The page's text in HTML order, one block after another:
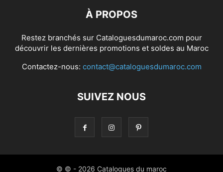
À PROPOS
Restez branchés sur Cataloguesdumaroc.com pour
découvrir les dernières promotions et soldes au Maroc
Contactez-nous: contact@cataloguesdumaroc.com
SUIVEZ NOUS
© © - 2026 Catalogues du maroc